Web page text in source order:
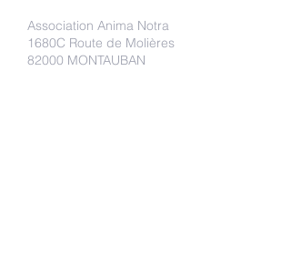
Association Anima Notra
1680C Route de Molières
82000 MONTAUBAN